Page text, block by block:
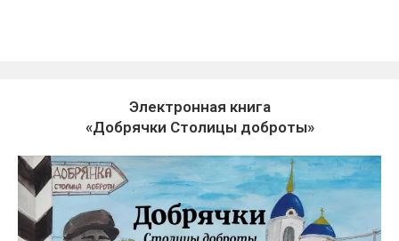
Электронная книга
«Добрячки Столицы доброты»